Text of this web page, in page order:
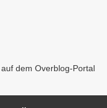
dem Overblog-Portal